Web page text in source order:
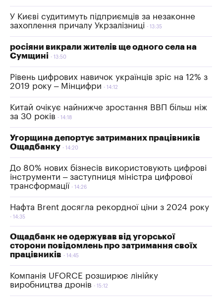
У Києві судитимуть підприємців за незаконне
захоплення причалу Укрзалізниці
13:35
росіяни викрали жителів ще одного села на
Сумщині
13:50
Рівень цифрових навичок українців зріс на 12% з
2019 року – Мінцифри
14:12
Китай очікує найнижче зростання ВВП більш ніж
за 30 років
14:18
Угорщина депортує затриманих працівників
Ощадбанку
14:20
До 80% нових бізнесів використовують цифрові
інструменти – заступниця міністра цифрової
трансформації
14:26
Нафта Brent досягла рекордної ціни з 2024 року
14:35
Ощадбанк не одержував від угорської
сторони повідомлень про затримання своїх
працівників
14:45
Компанія UFORCE розширює лінійку
виробництва дронів
15:12